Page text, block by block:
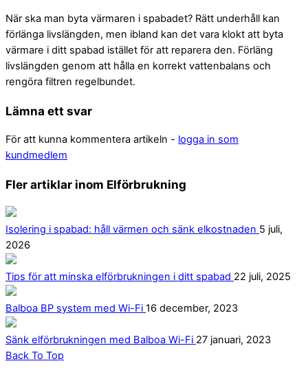
När ska man byta värmaren i spabadet? Rätt underhåll kan
förlänga livslängden, men ibland kan det vara klokt att byta
värmare i ditt spabad istället för att reparera den. Förläng
livslängden genom att hålla en korrekt vattenbalans och
rengöra filtren regelbundet.
Lämna ett svar
För att kunna kommentera artikeln - logga in som
kundmedlem
Fler artiklar inom Elförbrukning
Isolering i spabad: håll värmen och sänk elkostnaden 5 juli,
2026
Tips för att minska elförbrukningen i ditt spabad 22 juli, 2025
Balboa BP system med Wi-Fi 16 december, 2023
Sänk elförbrukningen med Balboa Wi-Fi 27 januari, 2023
Back To Top